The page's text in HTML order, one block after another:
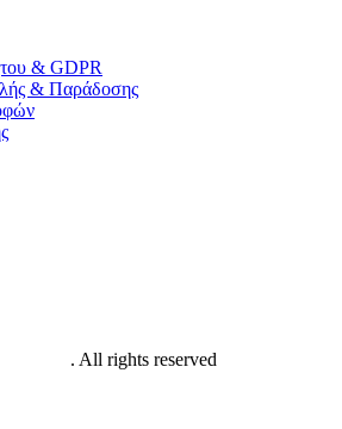
& GDPR
& Παράδοσης
. All rights reserved